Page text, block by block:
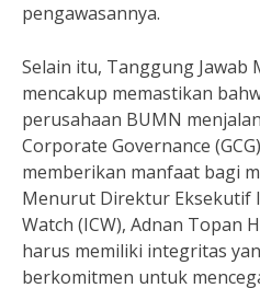
pengawasannya.
Selain itu, Tanggung Jawab
mencakup memastikan
perusahaan BUMN
Corporate Governance
memberikan manfaat bagi
Menurut Direktur Eksekutif
Watch (ICW), Adnan Topan
harus memiliki integritas
berkomitmen untuk